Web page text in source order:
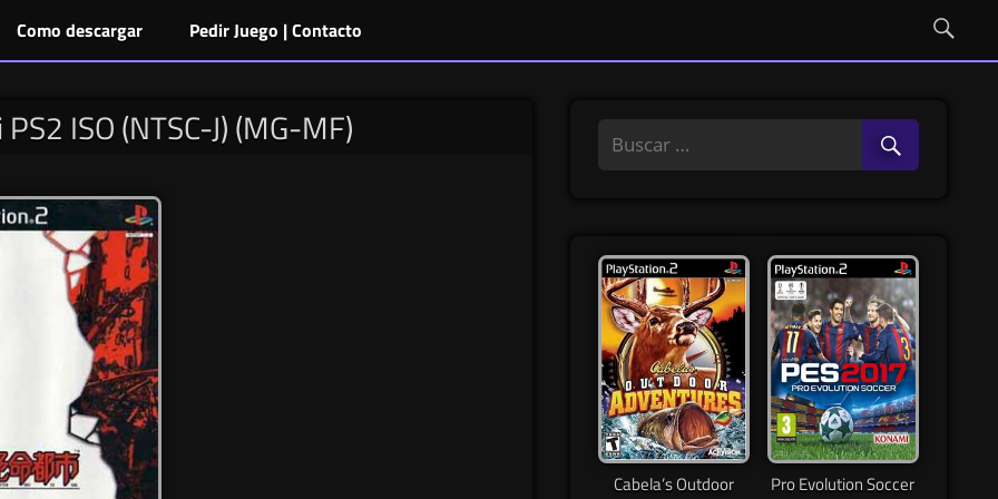
Como descargar Pedir Juego | Contacto
ISO (NTSC-J) (MG-MF)
Cabela’s Outdoor
Pro Evolution Soccer